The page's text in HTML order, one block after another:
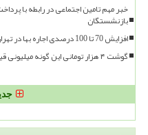
خبر مهم تامین اجتماعی در رابطه با
بازنشستگان
افزایش 70 تا 100 درصدی اجاره بها در تهران
گوشت ۴ هزار تومانی این گونه میلیونی قیمت خورد